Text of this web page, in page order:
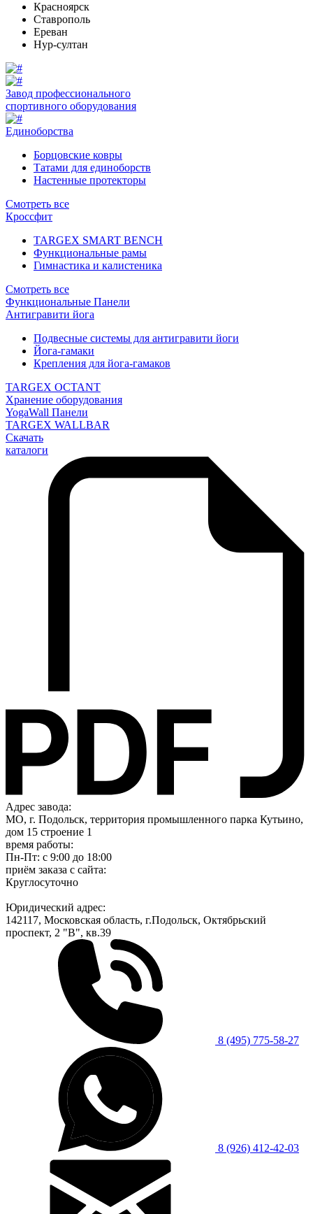
Красноярск
Ставрополь
Ереван
Нур-султан
Завод профессионального
спортивного оборудования
Единоборства
Борцовские ковры
Татами для единоборств
Настенные протекторы
Смотреть все
Кроссфит
TARGEX SMART BENCH
Функциональные рамы
Гимнастика и калистеника
Смотреть все
Функциональные Панели
Антигравити йога
Подвесные системы для антигравити йоги
Йога-гамаки
Крепления для йога-гамаков
TARGEX OCTANT
Хранение оборудования
YogaWall Панели
TARGEX WALLBAR
Скачать
каталоги
Адрес завода:
МО, г. Подольск, территория промышленного парка Кутьино,
дом 15 строение 1
время работы:
Пн-Пт: с 9:00 до 18:00
приём заказа с сайта:
Круглосуточно
Юридический адрес:
142117, Московская область, г.Подольск, Октябрьский
проспект, 2 "В", кв.39
8 (495) 775-58-27
8 (926) 412-42-03